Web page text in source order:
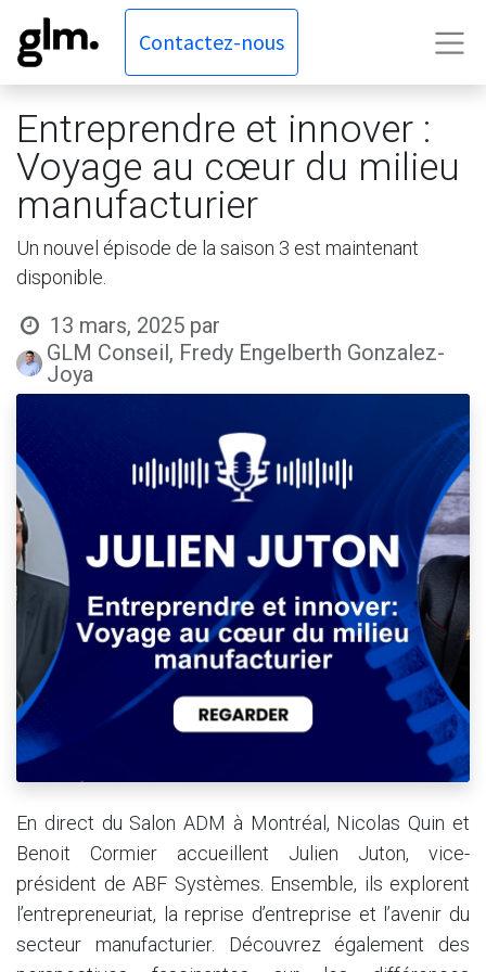
Contactez-nous
Entreprendre et innover :
Voyage au cœur du milieu
manufacturier
Un nouvel épisode de la saison 3 est maintenant
disponible.
13 mars, 2025 par
GLM Conseil, Fredy Engelberth Gonzalez-
Joya
En direct du Salon ADM à Montréal, Nicolas Quin et
Benoit Cormier accueillent Julien Juton, vice-
président de ABF Systèmes. Ensemble, ils explorent
l’entrepreneuriat, la reprise d’entreprise et l’avenir du
secteur manufacturier. Découvrez également des